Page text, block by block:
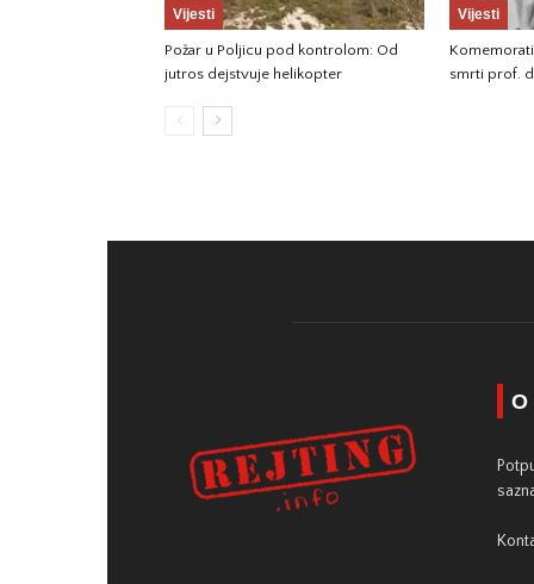
Vijesti
Požar u Poljicu pod kontrolom: Od
jutros dejstvuje helikopter
Vijesti
smrti prof.
O